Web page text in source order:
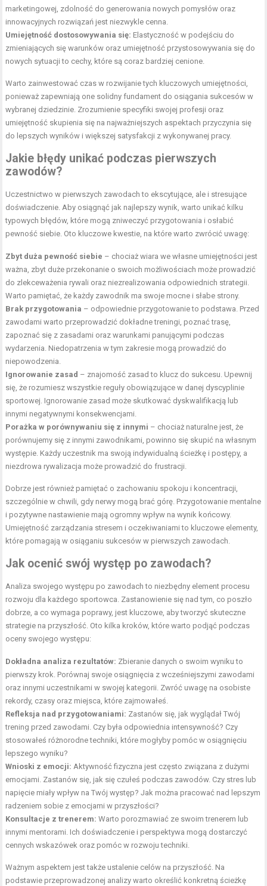
marketingowej, zdolność do generowania nowych pomysłów oraz
innowacyjnych rozwiązań jest niezwykle cenna.
Umiejętność dostosowywania się: Elastyczność w podejściu do
zmieniających się warunków oraz umiejętność przystosowywania się do
nowych sytuacji to cechy, które są coraz bardziej cenione.
Warto zainwestować czas w rozwijanie tych kluczowych umiejętności,
ponieważ zapewniają one solidny fundament do osiągania sukcesów w
wybranej dziedzinie. Zrozumienie specyfiki swojej profesji oraz
umiejętność skupienia się na najważniejszych aspektach przyczynia się
do lepszych wyników i większej satysfakcji z wykonywanej pracy.
Jakie błędy unikać podczas pierwszych
zawodów?
Uczestnictwo w pierwszych zawodach to ekscytujące, ale i stresujące
doświadczenie. Aby osiągnąć jak najlepszy wynik, warto unikać kilku
typowych błędów, które mogą zniweczyć przygotowania i osłabić
pewność siebie. Oto kluczowe kwestie, na które warto zwrócić uwagę:
Zbyt duża pewność siebie – chociaż wiara we własne umiejętności jest
ważna, zbyt duże przekonanie o swoich możliwościach może prowadzić
do zlekceważenia rywali oraz niezrealizowania odpowiednich strategii.
Warto pamiętać, że każdy zawodnik ma swoje mocne i słabe strony.
Brak przygotowania – odpowiednie przygotowanie to podstawa. Przed
zawodami warto przeprowadzić dokładne treningi, poznać trasę,
zapoznać się z zasadami oraz warunkami panującymi podczas
wydarzenia. Niedopatrzenia w tym zakresie mogą prowadzić do
niepowodzenia.
Ignorowanie zasad – znajomość zasad to klucz do sukcesu. Upewnij
się, że rozumiesz wszystkie reguły obowiązujące w danej dyscyplinie
sportowej. Ignorowanie zasad może skutkować dyskwalifikacją lub
innymi negatywnymi konsekwencjami.
Porażka w porównywaniu się z innymi – chociaż naturalne jest, że
porównujemy się z innymi zawodnikami, powinno się skupić na własnym
występie. Każdy uczestnik ma swoją indywidualną ścieżkę i postępy, a
niezdrowa rywalizacja może prowadzić do frustracji.
Dobrze jest również pamiętać o zachowaniu spokoju i koncentracji,
szczególnie w chwili, gdy nerwy mogą brać górę. Przygotowanie mentalne
i pozytywne nastawienie mają ogromny wpływ na wynik końcowy.
Umiejętność zarządzania stresem i oczekiwaniami to kluczowe elementy,
które pomagają w osiąganiu sukcesów w pierwszych zawodach.
Jak ocenić swój występ po zawodach?
Analiza swojego występu po zawodach to niezbędny element procesu
rozwoju dla każdego sportowca. Zastanowienie się nad tym, co poszło
dobrze, a co wymaga poprawy, jest kluczowe, aby tworzyć skuteczne
strategie na przyszłość. Oto kilka kroków, które warto podjąć podczas
oceny swojego występu:
Dokładna analiza rezultatów: Zbieranie danych o swoim wyniku to
pierwszy krok. Porównaj swoje osiągnięcia z wcześniejszymi zawodami
oraz innymi uczestnikami w swojej kategorii. Zwróć uwagę na osobiste
rekordy, czasy oraz miejsca, które zajmowałeś.
Refleksja nad przygotowaniami: Zastanów się, jak wyglądał Twój
trening przed zawodami. Czy była odpowiednia intensywność? Czy
stosowałeś różnorodne techniki, które mogłyby pomóc w osiągnięciu
lepszego wyniku?
Wnioski z emocji: Aktywność fizyczna jest często związana z dużymi
emocjami. Zastanów się, jak się czułeś podczas zawodów. Czy stres lub
napięcie miały wpływ na Twój występ? Jak można pracować nad lepszym
radzeniem sobie z emocjami w przyszłości?
Konsultacje z trenerem: Warto porozmawiać ze swoim trenerem lub
innymi mentorami. Ich doświadczenie i perspektywa mogą dostarczyć
cennych wskazówek oraz pomóc w rozwoju techniki.
Ważnym aspektem jest także ustalenie celów na przyszłość. Na
podstawie przeprowadzonej analizy warto określić konkretną ścieżkę